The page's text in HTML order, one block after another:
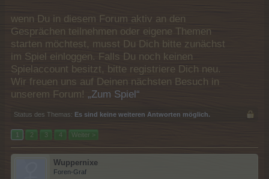
wenn Du in diesem Forum aktiv an den
Gesprächen teilnehmen oder eigene Themen
starten möchtest, musst Du Dich bitte zunächst
im Spiel einloggen. Falls Du noch keinen
Spielaccount besitzt, bitte registriere Dich neu.
Wir freuen uns auf Deinen nächsten Besuch in
unserem Forum! „Zum Spiel“
Status des Themas: Es sind keine weiteren Antworten möglich.
1 2 3 4 Weiter >
Wuppernixe
Foren-Graf